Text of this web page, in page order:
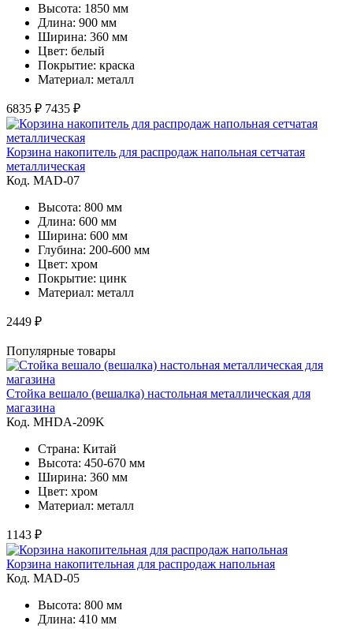
Высота: 1850 мм
Длина: 900 мм
Ширина: 360 мм
Цвет: белый
Покрытие: краска
Материал: металл
6835 ₽ 7435 ₽
Корзина накопитель для распродаж напольная сетчатая
металлическая
Код. MAD-07
Высота: 800 мм
Длина: 600 мм
Ширина: 600 мм
Глубина: 200-600 мм
Цвет: хром
Покрытие: цинк
Материал: металл
2449 ₽
Популярные товары
Стойка вешало (вешалка) настольная металлическая для
магазина
Код. MHDA-209K
Страна: Китай
Высота: 450-670 мм
Ширина: 360 мм
Цвет: хром
Материал: металл
1143 ₽
Корзина накопительная для распродаж напольная
Код. MAD-05
Высота: 800 мм
Длина: 410 мм